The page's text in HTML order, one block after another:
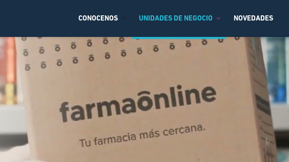
CONOCENOS UNIDADES DE NEGOCIO NOVEDADES